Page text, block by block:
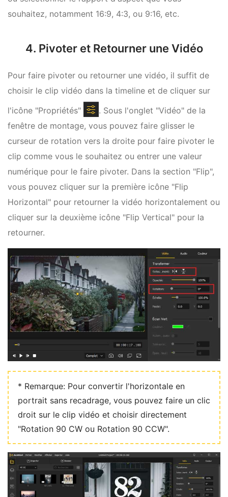
souhaitez, notamment 16:9, 4:3, ou 9:16, etc.
4. Pivoter et Retourner une Vidéo
Pour faire pivoter ou retourner une vidéo, il suffit de
choisir le clip vidéo dans la timeline et de cliquer sur
l'icône "Propriétés"
. Sous l'onglet "Vidéo" de la
fenêtre de montage, vous pouvez faire glisser le
curseur de rotation vers la droite pour faire pivoter le
clip comme vous le souhaitez ou entrer une valeur
numérique pour le faire pivoter. Dans la section "Flip",
vous pouvez cliquer sur la première icône "Flip
Horizontal" pour retourner la vidéo horizontalement ou
cliquer sur la deuxième icône "Flip Vertical" pour la
retourner.
* Remarque: Pour convertir l'horizontale en
portrait sans recadrage, vous pouvez faire un clic
droit sur le clip vidéo et choisir directement
"Rotation 90 CW ou Rotation 90 CCW".